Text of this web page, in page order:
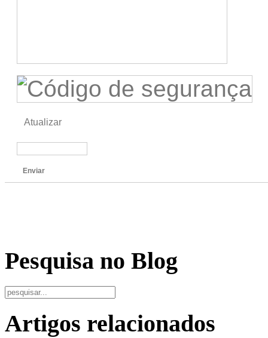
Atualizar
Enviar
Pesquisa no Blog
Artigos relacionados